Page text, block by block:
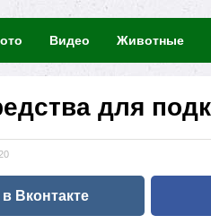
Видео Животные
для
Вконтакте